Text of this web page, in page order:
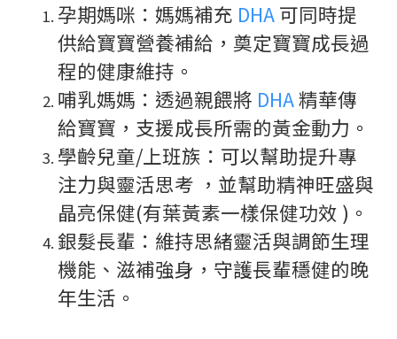
孕期媽咪：媽媽補充 DHA可同時提
供給寶寶營養補給，奠定寶寶成長過
程的健康維持。
哺乳媽媽：透過親餵將 DHA精華傳
給寶寶，支援成長所需的黃金動力。
學齡兒童/上班族：可以幫助提升專
注力與靈活思考 ，並幫助精神旺盛與
晶亮保健(有葉黃素一樣保健功效 )。
銀髮長輩：維持思緒靈活與調節生理
機能、滋補強身，守護長輩穩健的晚
年生活。